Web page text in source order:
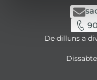
De dilluns a